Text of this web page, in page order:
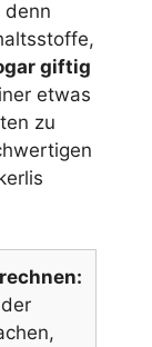
denn
giftig
etwas
zu